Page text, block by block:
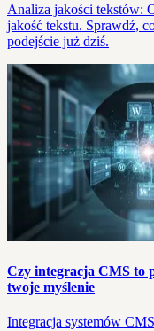
Analiza jakości tekstów:
jakość tekstu. Sprawdź,
podejście już dziś.
Czy integracja CMS to
twoje myślenie
Integracja systemów